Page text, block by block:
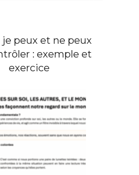
je peux et ne peux
: exemple et
exercice